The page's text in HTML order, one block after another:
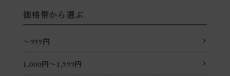
価格帯から選ぶ
〜999円
1,000円〜1,999円